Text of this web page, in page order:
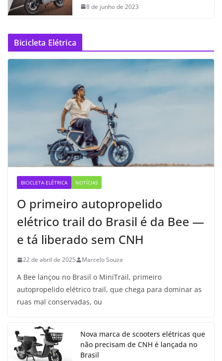
8 de junho de 2023
Bicicleta Elétrica
BICICLETA ELÉTRICA NOTÍCIAS
O primeiro autopropelido
elétrico trail do Brasil é da Bee —
e tá liberado sem CNH
22 de abril de 2025 Marcelo Souza
A Bee lançou no Brasil o MiniTrail, primeiro
autopropelido elétrico trail, que chega para dominar as
ruas mal conservadas, ou
Nova marca de scooters elétricas que
não precisam de CNH é lançada no
Brasil